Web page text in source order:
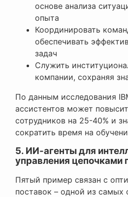
основе анализа
опыта
Координировать
обеспечивать
задач
Служить
компании, сохраняя
По данным исследования
ассистентов может
сотрудников на 25-40% и
сократить время на
5. ИИ-агенты для
управления цепочками
Пятый пример связан с
поставок – одной из самых